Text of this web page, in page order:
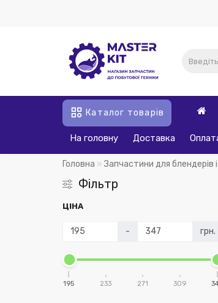
Каталог товарів
На головну Доставка
Головна Запчастини для блендерів і
Фільтр
ЦІНА
- грн.
195 233 271 309